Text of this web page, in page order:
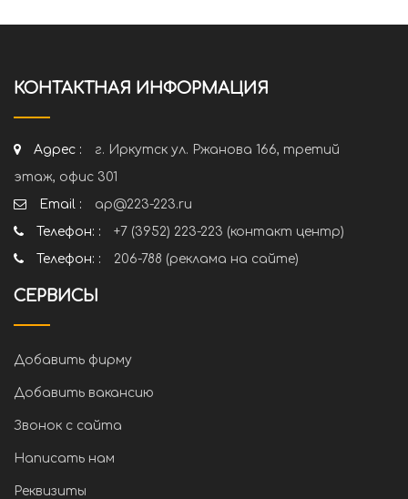
КОНТАКТНАЯ ИНФОРМАЦИЯ
Адрес :
г. Иркутск ул. Ржанова 166, третий
этаж, офис 301
Email :
ap@223-223.ru
Телефон: :
+7 (3952) 223-223 (контакт центр)
Телефон: :
206-788 (реклама на сайте)
СЕРВИСЫ
Добавить фирму
Добавить вакансию
Звонок с сайта
Написать нам
Реквизиты